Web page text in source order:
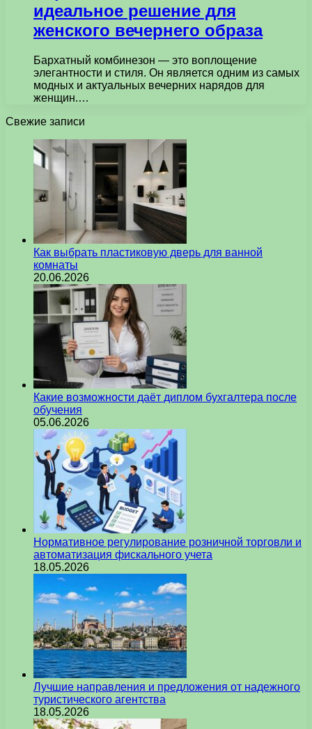
идеальное решение для
женского вечернего образа
Бархатный комбинезон — это воплощение
элегантности и стиля. Он является одним из самых
модных и актуальных вечерних нарядов для
женщин.…
Свежие записи
Как выбрать пластиковую дверь для ванной
комнаты
20.06.2026
Какие возможности даёт диплом бухгалтера после
обучения
05.06.2026
Нормативное регулирование розничной торговли и
автоматизация фискального учета
18.05.2026
Лучшие направления и предложения от надежного
туристического агентства
18.05.2026